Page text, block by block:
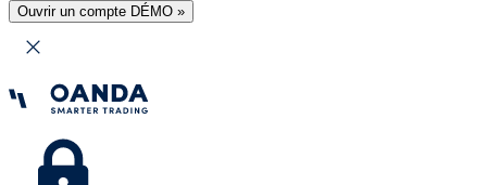
Ouvrir un compte DÉMO »